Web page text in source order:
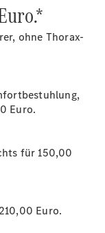
ohne Thorax-
Euro.
für 150,00
Euro.